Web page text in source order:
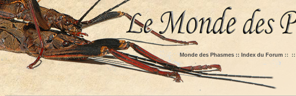
Monde des Phasmes :: Index du Forum :: ::